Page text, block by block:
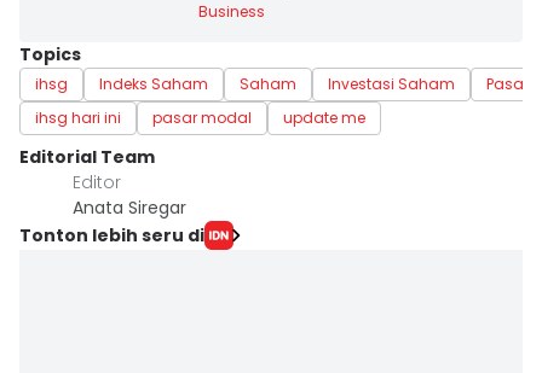
Business
Topics
ihsg Indeks Saham Saham Investasi Saham
Pasar
ihsg hari ini
pasar modal update me
Editorial Team
Editor
Anata Siregar
Tonton lebih seru di